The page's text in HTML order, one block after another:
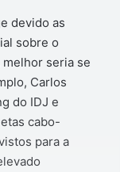
devido as
sobre o
seria se
Carlos
do IDJ e
cabo-
para a